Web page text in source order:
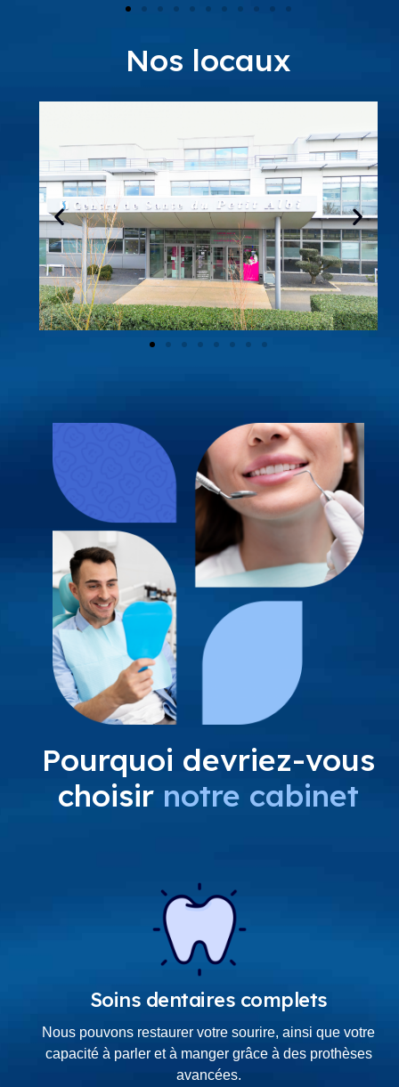
Nos locaux
Pourquoi devriez-vous
choisir notre cabinet
Soins dentaires complets
Nous pouvons restaurer votre sourire, ainsi que votre
capacité à parler et à manger grâce à des prothèses
avancées.